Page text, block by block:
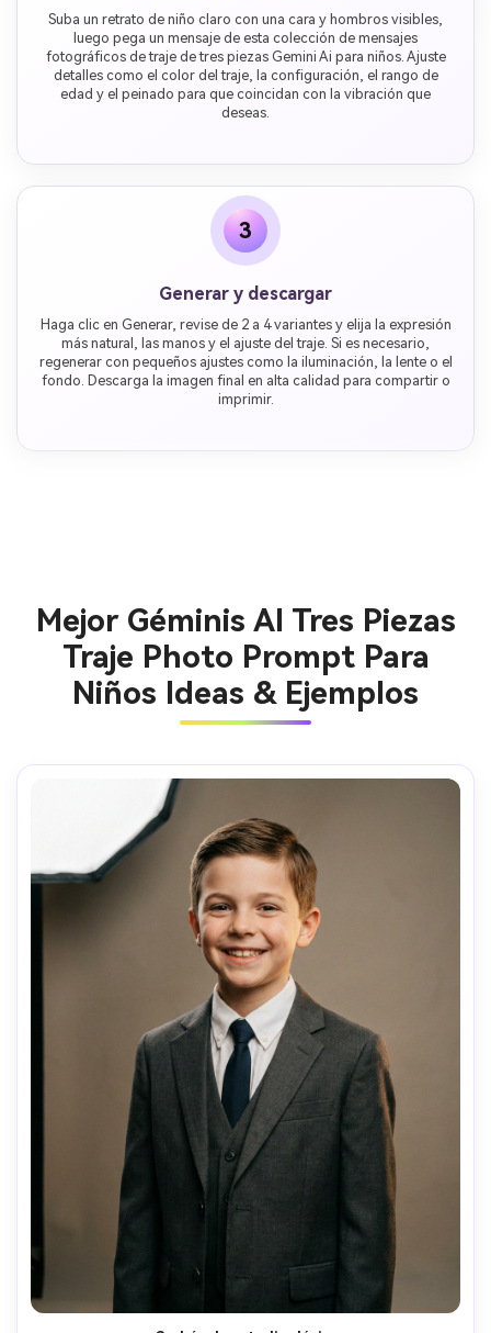
Suba un retrato de niño claro con una cara y hombros visibles,
luego pega un mensaje de esta colección de mensajes
fotográficos de traje de tres piezas Gemini Ai para niños. Ajuste
detalles como el color del traje, la configuración, el rango de
edad y el peinado para que coincidan con la vibración que
deseas.
3
Generar y descargar
Haga clic en Generar, revise de 2 a 4 variantes y elija la expresión
más natural, las manos y el ajuste del traje. Si es necesario,
regenerar con pequeños ajustes como la iluminación, la lente o el
fondo. Descarga la imagen final en alta calidad para compartir o
imprimir.
Mejor Géminis AI Tres Piezas
Traje Photo Prompt Para
Niños Ideas & Ejemplos